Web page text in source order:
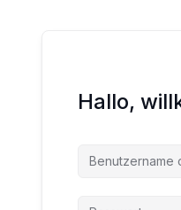
Hallo,